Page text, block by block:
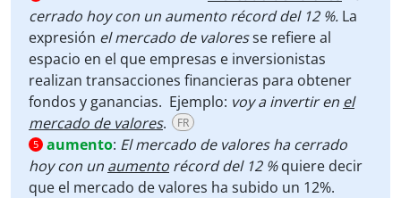
cerrado hoy con un aumento récord del 12 %. La
expresión el mercado de valoresse refiere al
espacio en el que empresas e inversionistas
realizan transacciones financieras para obtener
fondos y ganancias. Ejemplo: voy a invertir en el
mercado de valores. FR
5 aumento: El mercado de valores ha cerrado
hoy con un aumento récord del 12 %quiere decir
que el mercado de valores ha subido un 12%.